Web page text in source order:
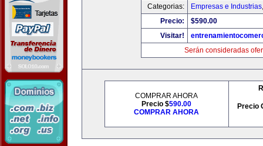
Categorias:
Empresas e Industrias
Precio:
$590.00
Visitar!
Serán consideradas
COMPRAR AHORA
Precio $590.00
COMPRAR AHORA
Precio